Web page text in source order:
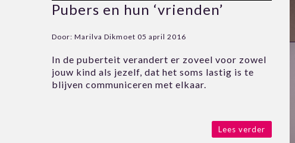
Pubers en hun ‘vrienden’
Door: Marilva Dikmoet 05 april 2016
In de puberteit verandert er zoveel voor zowel
jouw kind als jezelf, dat het soms lastig is te
blijven communiceren met elkaar.
Lees verder